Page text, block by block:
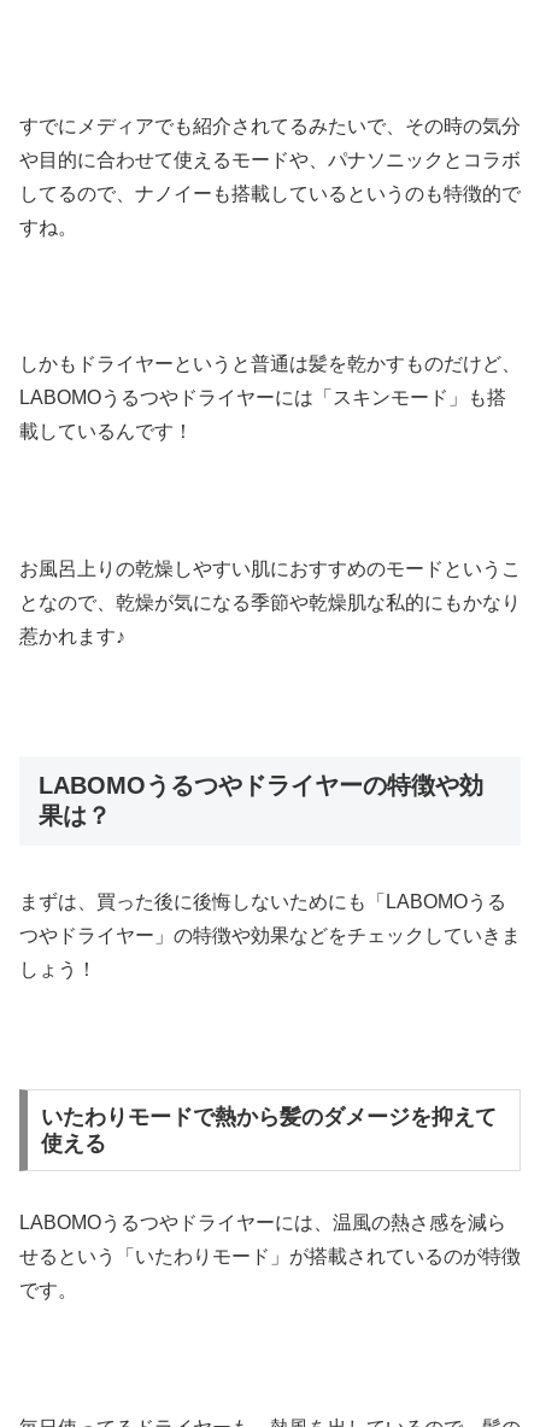
すでにメディアでも紹介されてるみたいで、その時の気分
や目的に合わせて使えるモードや、パナソニックとコラボ
してるので、ナノイーも搭載しているというのも特徴的で
すね。
しかもドライヤーというと普通は髪を乾かすものだけど、
LABOMOうるつやドライヤーには「スキンモード」も搭
載しているんです！
お風呂上りの乾燥しやすい肌におすすめのモードというこ
となので、乾燥が気になる季節や乾燥肌な私的にもかなり
惹かれます♪
LABOMOうるつやドライヤーの特徴や効
果は？
まずは、買った後に後悔しないためにも「LABOMOうる
つやドライヤー」の特徴や効果などをチェックしていきま
しょう！
いたわりモードで熱から髪のダメージを抑えて
使える
LABOMOうるつやドライヤーには、温風の熱さ感を減ら
せるという「いたわりモード」が搭載されているのが特徴
です。